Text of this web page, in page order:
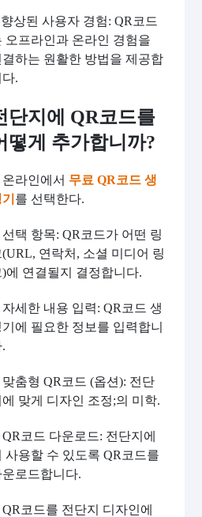
상된 사용자 경험: QR코드
오프라인과 온라인 경험을
결하는 원활한 방법을 제공합
다.
단지에 QR코드를
떻게 추가합니까?
온라인에서 무료 QR코드 생
를 선택한다.
선택 항목: QR코드가 어떤 링
(URL, 연락처, 소셜 미디어 링
)에 연결될지 결정합니다.
자세한 내용 입력: QR코드 생
기에 필요한 정보를 입력합니
맞춤형 QR코드 (옵션): 전단
에 맞게 디자인 조정;의 미학.
QR코드 다운로드: 전단지에
사용할 수 있도록 QR코드를
운로드합니다.
QR코드를 전단지 디자인에